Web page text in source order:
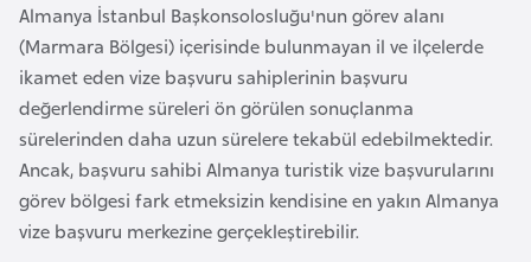
Almanya İstanbul Başkonsolosluğu'nun görev alanı
(Marmara Bölgesi) içerisinde bulunmayan il ve ilçelerde
ikamet eden vize başvuru sahiplerinin başvuru
değerlendirme süreleri ön görülen sonuçlanma
sürelerinden daha uzun sürelere tekabül edebilmektedir.
Ancak, başvuru sahibi Almanya turistik vize başvurularını
görev bölgesi fark etmeksizin kendisine en yakın Almanya
vize başvuru merkezine gerçekleştirebilir.
n
d
i
s
t
a
n